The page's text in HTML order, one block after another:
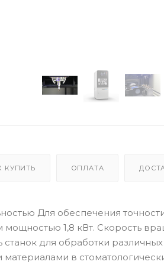
КУПИТЬ ОПЛАТА
Для обеспечения
1,8 кВт. Скорость
станок для обработки
в